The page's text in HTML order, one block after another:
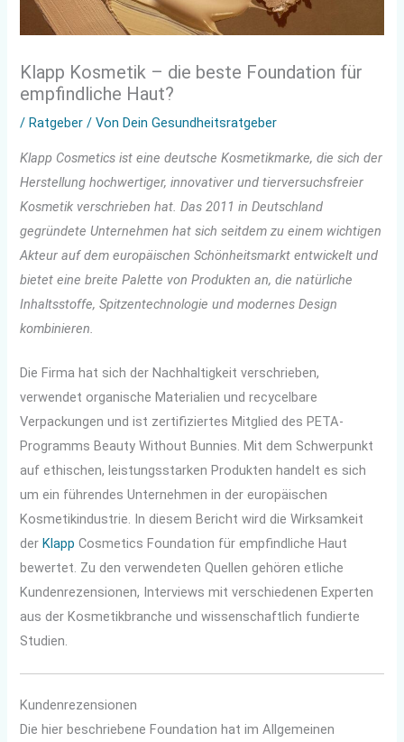
Klapp Kosmetik – die beste Foundation für
empfindliche Haut?
/Ratgeber / VonDein Gesundheitsratgeber
Klapp Cosmetics ist eine deutsche Kosmetikmarke, die sich der
Herstellung hochwertiger, innovativer und tierversuchsfreier
Kosmetik verschrieben hat. Das 2011 in Deutschland
gegründete Unternehmen hat sich seitdem zu einem wichtigen
Akteur auf dem europäischen Schönheitsmarkt entwickelt und
bietet eine breite Palette von Produkten an, die natürliche
Inhaltsstoffe, Spitzentechnologie und modernes Design
kombinieren.
Die Firma hat sich der Nachhaltigkeit verschrieben,
verwendet organische Materialien und recycelbare
Verpackungen und ist zertifiziertes Mitglied des PETA-
Programms Beauty Without Bunnies. Mit dem Schwerpunkt
auf ethischen, leistungsstarken Produkten handelt es sich
um ein führendes Unternehmen in der europäischen
Kosmetikindustrie. In diesem Bericht wird die Wirksamkeit
derKlapp Cosmetics Foundation für empfindliche Haut
bewertet. Zu den verwendeten Quellen gehören etliche
Kundenrezensionen, Interviews mit verschiedenen Experten
aus der Kosmetikbranche und wissenschaftlich fundierte
Studien.
Kundenrezensionen
Die hier beschriebene Foundation hat im Allgemeinen